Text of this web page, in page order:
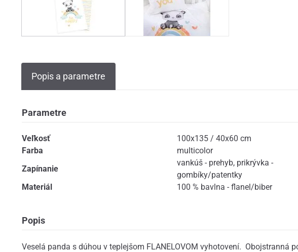
Popis a parametre
Parametre
Veľkosť
100x135 / 40x60 cm
Farba
multicolor
Zapínanie
vankúš - prehyb, prikrývka -
gombíky/patentky
Materiál
100 % bavlna - flanel/biber
Popis
Veselá panda s dúhou v teplejšom FLANELOVOM vyhotovení. Obojstranná